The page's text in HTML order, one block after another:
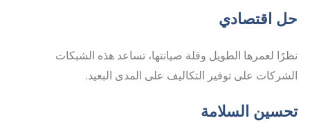
حل اقتصادي
نظرًا لعمرها الطويل وقلة صيانتها، تساعد هذه الشبكات
الشركات على توفير التكاليف على المدى البعيد.
تحسين السلامة